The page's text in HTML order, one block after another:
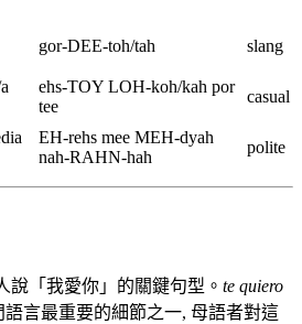
gor-DEE-toh/tah slang
ehs-TOY LOH-koh/kah por
tee
casual
EH-rehs mee MEH-dyah
nah-RAHN-hah
polite
說「我愛你」的關鍵句型。 te quiero
語言最重要的細節之一, 母語者對這